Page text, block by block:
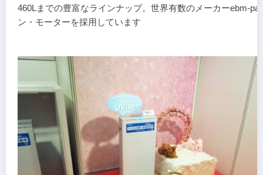
460Lまでの豊富なラインナップ。世界有数のメーカーebm-
ン・モーターを採用しています